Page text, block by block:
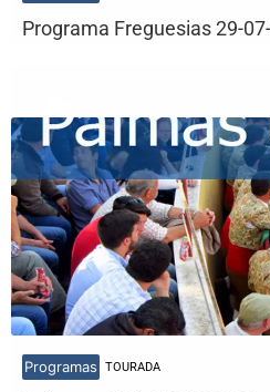
Programa Freguesias 29-
Programas TOURADA